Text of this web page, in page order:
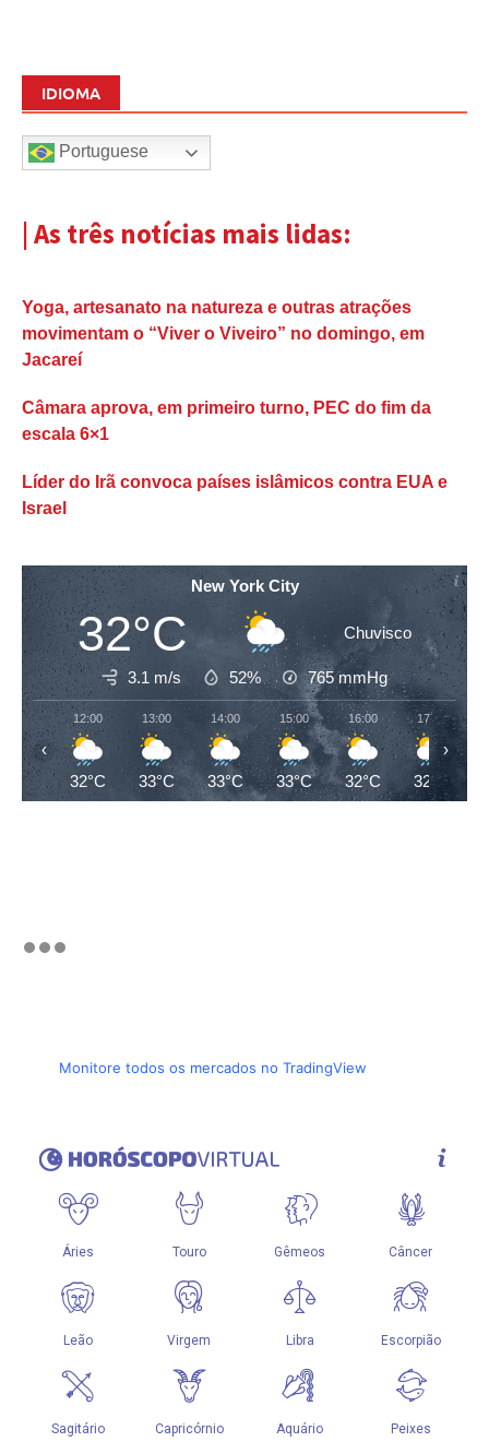
IDIOMA
Portuguese
| As três notícias mais lidas:
Yoga, artesanato na natureza e outras atrações
movimentam o “Viver o Viveiro” no domingo, em
Jacareí
Câmara aprova, em primeiro turno, PEC do fim da
escala 6×1
Líder do Irã convoca países islâmicos contra EUA e
Israel
New York City
32°C Chuvisco
3.1 m/s 52% 765mmHg
12:00
32°C
13:00
33°C
14:00
33°C
15:00
33°C
16:00
32°C
17:00
32°C
‹ ›
Monitore todos os mercados no TradingView